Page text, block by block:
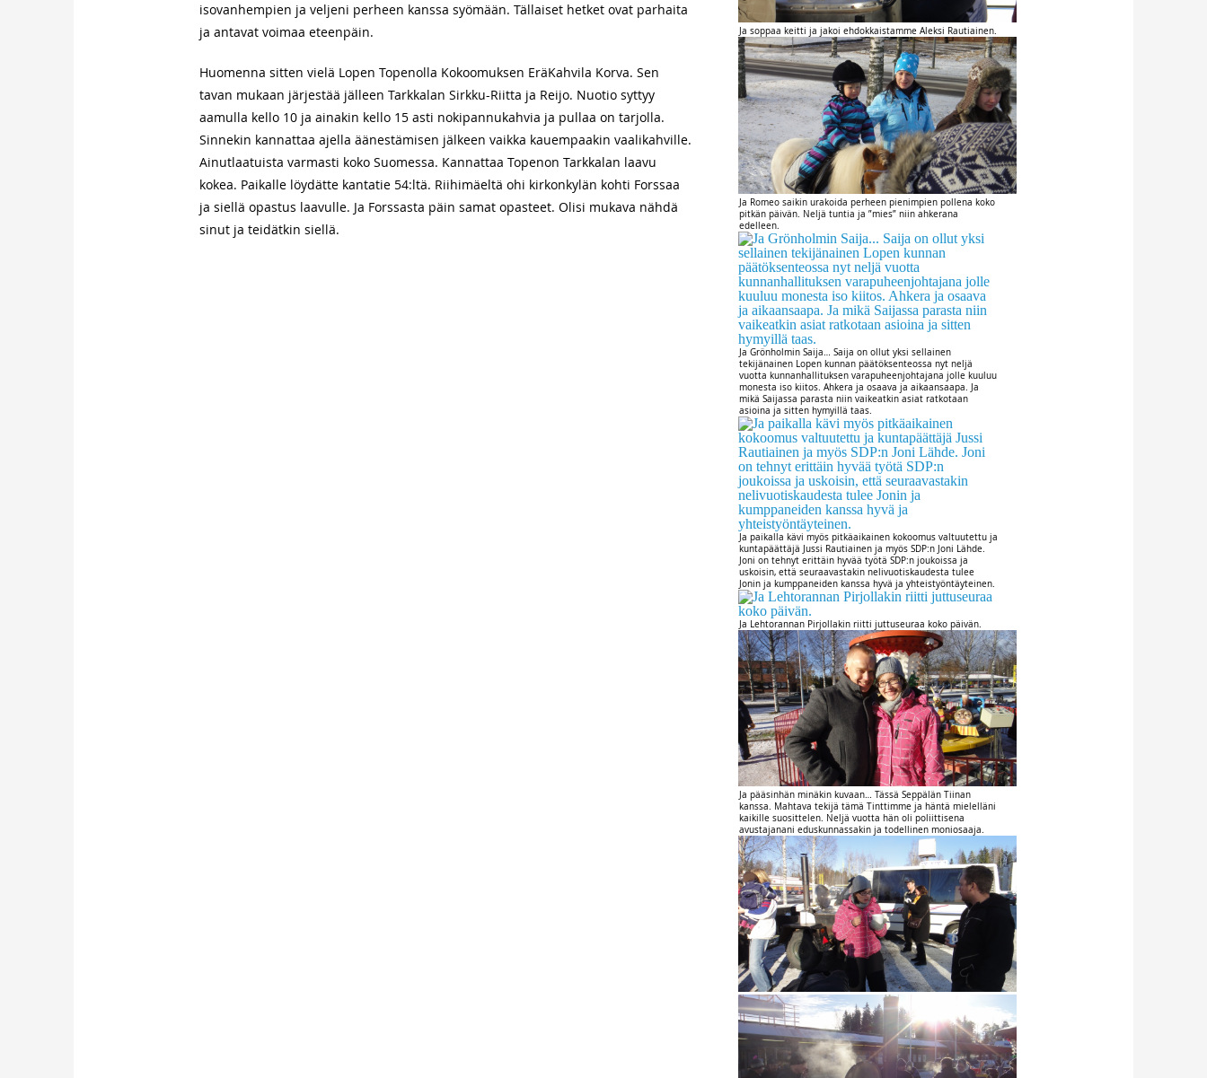
Ja soppaa keitti ja jakoi ehdokkaistamme Aleksi Rautiainen.
Ja Romeo saikin urakoida perheen pienimpien pollena koko
pitkän päivän. Neljä tuntia ja ”mies” niin ahkerana
edelleen.
Ja Grönholmin Saija… Saija on ollut yksi sellainen
tekijänainen Lopen kunnan päätöksenteossa nyt neljä
vuotta kunnanhallituksen varapuheenjohtajana jolle kuuluu
monesta iso kiitos. Ahkera ja osaava ja aikaansaapa. Ja
mikä Saijassa parasta niin vaikeatkin asiat ratkotaan
asioina ja sitten hymyillä taas.
Ja paikalla kävi myös pitkäaikainen kokoomus valtuutettu ja
kuntapäättäjä Jussi Rautiainen ja myös SDP:n Joni Lähde.
Joni on tehnyt erittäin hyvää työtä SDP:n joukoissa ja
uskoisin, että seuraavastakin nelivuotiskaudesta tulee
Jonin ja kumppaneiden kanssa hyvä ja yhteistyöntäyteinen.
Ja Lehtorannan Pirjollakin riitti juttuseuraa koko päivän.
Ja pääsinhän minäkin kuvaan… Tässä Seppälän Tiinan
kanssa. Mahtava tekijä tämä Tinttimme ja häntä mielelläni
kaikille suosittelen. Neljä vuotta hän oli poliittisena
avustajanani eduskunnassakin ja todellinen moniosaaja.
isovanhempien ja veljeni perheen kanssa syömään. Tällaiset hetket ovat parhaita
ja antavat voimaa eteenpäin.
Huomenna sitten vielä Lopen Topenolla Kokoomuksen EräKahvila Korva. Sen
tavan mukaan järjestää jälleen Tarkkalan Sirkku-Riitta ja Reijo. Nuotio syttyy
aamulla kello 10 ja ainakin kello 15 asti nokipannukahvia ja pullaa on tarjolla.
Sinnekin kannattaa ajella äänestämisen jälkeen vaikka kauempaakin vaalikahville.
Ainutlaatuista varmasti koko Suomessa. Kannattaa Topenon Tarkkalan laavu
kokea. Paikalle löydätte kantatie 54:ltä. Riihimäeltä ohi kirkonkylän kohti Forssaa
ja siellä opastus laavulle. Ja Forssasta päin samat opasteet. Olisi mukava nähdä
sinut ja teidätkin siellä.